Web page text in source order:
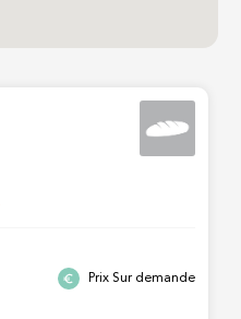
Prix Sur demande